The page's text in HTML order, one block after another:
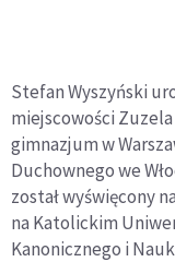
Stefan Wyszyński
miejscowości
gimnazjum w
Duchownego we
został wyświęcony
na Katolickim
Kanonicznego i